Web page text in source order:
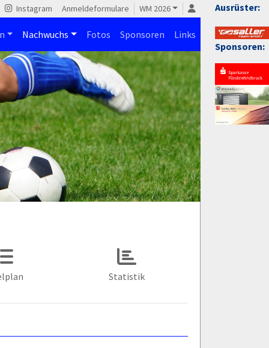
Ausrüster:
Sponsoren:
Instagram Anmeldeformulare WM 2026
Nachwuchs Fotos Sponsoren Links
Statistik